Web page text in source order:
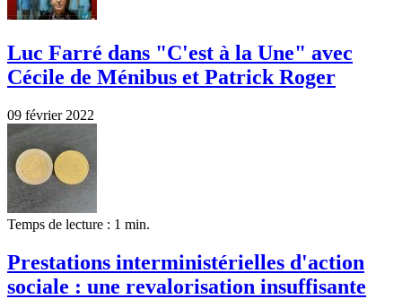
Luc Farré dans "C'est à la Une" avec
Cécile de Ménibus et Patrick Roger
09 février 2022
Temps de lecture : 1 min.
Prestations interministérielles d'action
sociale : une revalorisation insuffisante